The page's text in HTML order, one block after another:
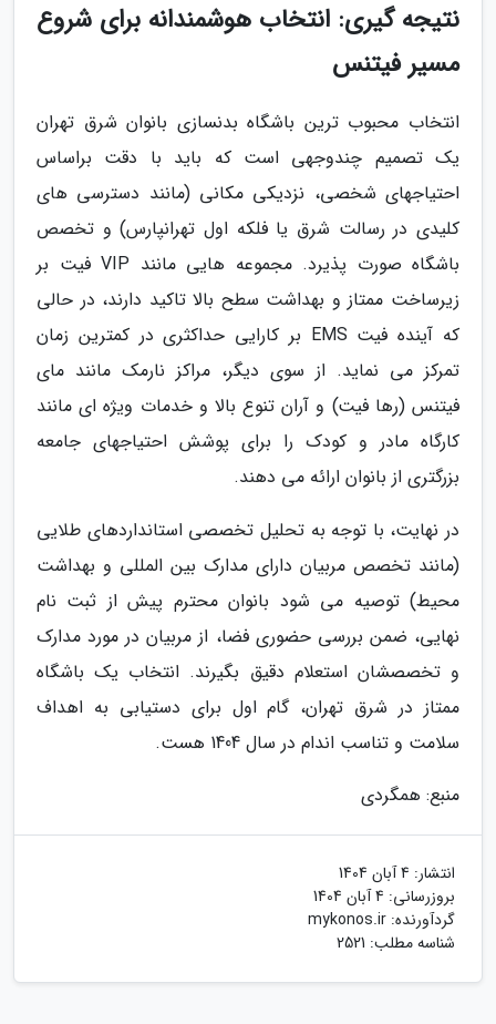
نتیجه گیری: انتخاب هوشمندانه برای شروع
مسیر فیتنس
انتخاب محبوب ترین باشگاه بدنسازی بانوان شرق تهران
یک تصمیم چندوجهی است که باید با دقت براساس
احتیاجهای شخصی، نزدیکی مکانی (مانند دسترسی های
کلیدی در رسالت شرق یا فلکه اول تهرانپارس) و تخصص
باشگاه صورت پذیرد. مجموعه هایی مانند VIP فیت بر
زیرساخت ممتاز و بهداشت سطح بالا تاکید دارند، در حالی
که آینده فیت EMS بر کارایی حداکثری در کمترین زمان
تمرکز می نماید. از سوی دیگر، مراکز نارمک مانند مای
فیتنس (رها فیت) و آران تنوع بالا و خدمات ویژه ای مانند
کارگاه مادر و کودک را برای پوشش احتیاجهای جامعه
بزرگتری از بانوان ارائه می دهند.
در نهایت، با توجه به تحلیل تخصصی استانداردهای طلایی
(مانند تخصص مربیان دارای مدارک بین المللی و بهداشت
محیط) توصیه می شود بانوان محترم پیش از ثبت نام
نهایی، ضمن بررسی حضوری فضا، از مربیان در مورد مدارک
و تخصصشان استعلام دقیق بگیرند. انتخاب یک باشگاه
ممتاز در شرق تهران، گام اول برای دستیابی به اهداف
سلامت و تناسب اندام در سال 1404 هست.
منبع: همگردی
انتشار: 4 آبان 1404
بروزرسانی: 4 آبان 1404
گردآورنده: mykonos.ir
شناسه مطلب: 2521